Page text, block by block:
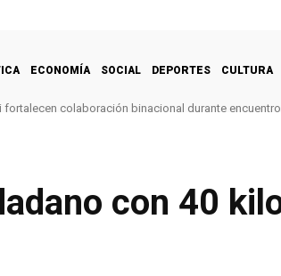
ECONOMÍA SOCIAL DEPORTES CULTURA
fortalecen colaboración binacional durante
con 40